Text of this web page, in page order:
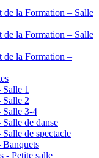
de la Formation – Salle
de la Formation – Salle
de la Formation –
1
2
Salle 3-4
de danse
de spectacle
- Petite salle